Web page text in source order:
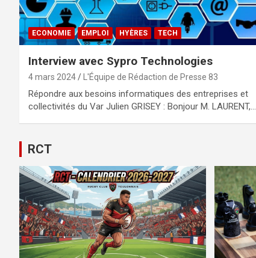
ECONOMIE EMPLOI HYÈRES TECH
Interview avec Sypro Technologies
4 mars 2024 L'Équipe de Rédaction de Presse 83
Répondre aux besoins informatiques des entreprises et
collectivités du Var Julien GRISEY : Bonjour M. LAURENT,…
RCT